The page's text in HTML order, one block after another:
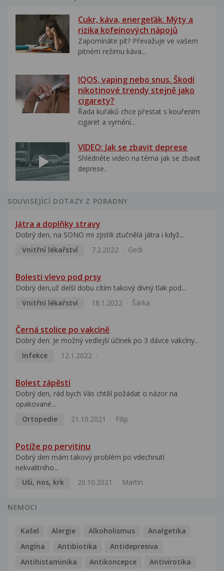
Cukr, káva, energeťák. Mýty a
rizika kofeinových nápojů
Zapomínáte pít? Převažuje ve vašem
pitném režimu káva...
IQOS, vaping nebo snus. Škodí
nikotinové trendy stejně jako
cigarety?
Řada kuřáků chce přestat s kouřením
cigaret a vymění...
VIDEO: Jak se zbavit deprese
Shlédněte video na téma jak se zbavit
deprese..
SOUVISEJÍCÍ DOTAZY Z PORADNY
Játra a doplňky stravy
Dobrý den, na SONO mi zjistili ztučnělá játra i když...
Vnitřní lékařství
7.2.2022 Gedi
Bolesti vlevo pod prsy
Dobrý den,už delší dobu cítím takový divný tlak pod...
Vnitřní lékařství
18.1.2022 Šárka
Černá stolice po vakcíně
Dobrý den. Je možný vedlejší účinek po 3 dávce vakcíny...
Infekce
12.1.2022
Bolest zápěstí
Dobrý den, rád bych Vás chtěl požádat o názor na
opakované...
Ortopedie
21.10.2021 Filip
Potíže po pervitinu
Dobrý den mám takový problém po vdechnutí
nekvalitního...
Uši, nos, krk
20.10.2021 Martin
NEMOCI
Kašel Alergie Alkoholismus
Analgetika
Angína
Antibiotika
Antidepresiva
Antihistaminika
Antikoncepce Antivirotika